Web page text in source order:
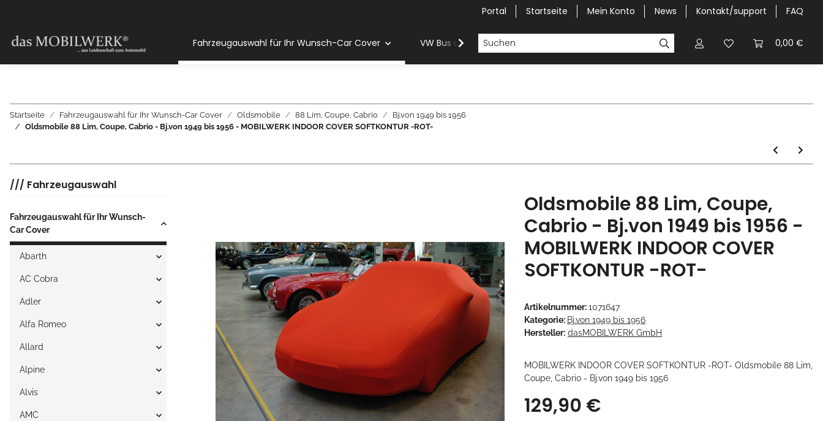
Portal Startseite Mein Konto News Kontakt/support FAQ
0,00 €
Fahrzeugauswahl für Ihr Wunsch-Car Cover VW Bus und Van Car Cover Halbgaragen / Kapuzen nach
Startseite Fahrzeugauswahl für Ihr Wunsch-Car Cover Oldsmobile 88 Lim, Coupe, Cabrio
Bj.von 1949 bis 1956
Oldsmobile 88 Lim, Coupe, Cabrio - Bj.von 1949 bis 1956 - MOBILWERK INDOOR COVER SOFTKONTUR -ROT-
Oldsmobile 88 Lim, Coupe,
Cabrio - Bj.von 1949 bis 1956 -
MOBILWERK INDOOR COVER
SOFTKONTUR -ROT-
Artikelnummer:1071647
Kategorie: Bj.von 1949 bis 1956
Hersteller: dasMOBILWERK GmbH
MOBILWERK INDOOR COVER SOFTKONTUR -ROT- Oldsmobile 88 Lim,
Coupe, Cabrio - Bj.von 1949 bis 1956
129,90 €
/// Fahrzeugauswahl
Fahrzeugauswahl für Ihr Wunsch-
Car Cover
Abarth
AC Cobra
Adler
Alfa Romeo
Allard
Alpine
Alvis
AMC